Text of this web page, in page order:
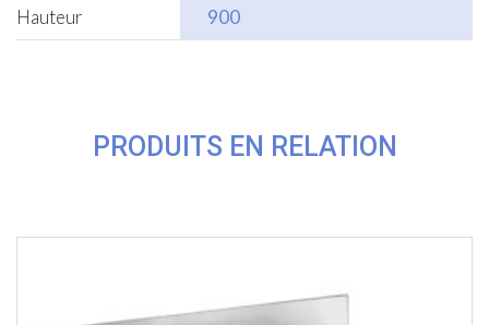
Hauteur
900
PRODUITS EN RELATION